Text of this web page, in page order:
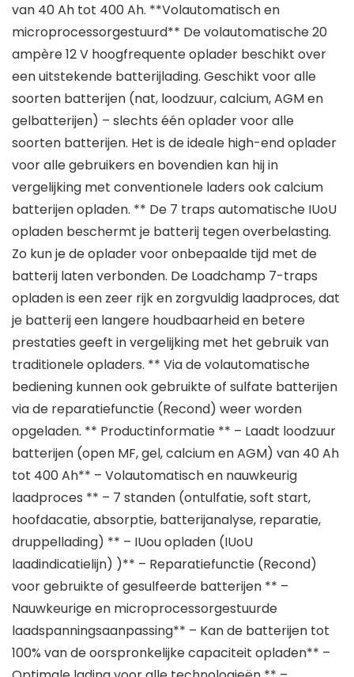
van 40 Ah tot 400 Ah. **Volautomatisch en
microprocessorgestuurd** De volautomatische 20
ampère 12 V hoogfrequente oplader beschikt over
een uitstekende batterijlading. Geschikt voor alle
soorten batterijen (nat, loodzuur, calcium, AGM en
gelbatterijen) – slechts één oplader voor alle
soorten batterijen. Het is de ideale high-end oplader
voor alle gebruikers en bovendien kan hij in
vergelijking met conventionele laders ook calcium
batterijen opladen. ** De 7 traps automatische IUoU
opladen beschermt je batterij tegen overbelasting.
Zo kun je de oplader voor onbepaalde tijd met de
batterij laten verbonden. De Loadchamp 7-traps
opladen is een zeer rijk en zorgvuldig laadproces, dat
je batterij een langere houdbaarheid en betere
prestaties geeft in vergelijking met het gebruik van
traditionele opladers. ** Via de volautomatische
bediening kunnen ook gebruikte of sulfate batterijen
via de reparatiefunctie (Recond) weer worden
opgeladen. ** Productinformatie ** – Laadt loodzuur
batterijen (open MF, gel, calcium en AGM) van 40 Ah
tot 400 Ah** – Volautomatisch en nauwkeurig
laadproces ** – 7 standen (ontulfatie, soft start,
hoofdacatie, absorptie, batterijanalyse, reparatie,
druppellading) ** – IUou opladen (IUoU
laadindicatielijn) )** – Reparatiefunctie (Recond)
voor gebruikte of gesulfeerde batterijen ** –
Nauwkeurige en microprocessorgestuurde
laadspanningsaanpassing** – Kan de batterijen tot
100% van de oorspronkelijke capaciteit opladen** –